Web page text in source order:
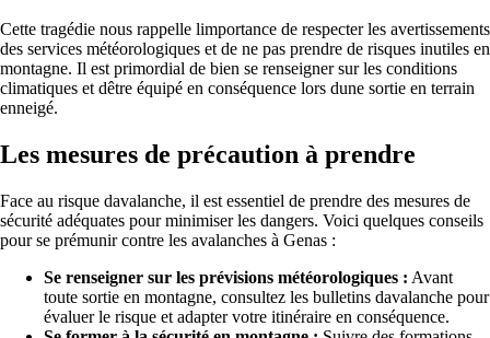
Cette tragédie nous rappelle limportance de respecter les avertissements
des services météorologiques et de ne pas prendre de risques inutiles en
montagne. Il est primordial de bien se renseigner sur les conditions
climatiques et dêtre équipé en conséquence lors dune sortie en terrain
enneigé.
Les mesures de précaution à prendre
Face au risque davalanche, il est essentiel de prendre des mesures de
sécurité adéquates pour minimiser les dangers. Voici quelques conseils
pour se prémunir contre les avalanches à Genas :
Se renseigner sur les prévisions météorologiques : Avant
toute sortie en montagne, consultez les bulletins davalanche pour
évaluer le risque et adapter votre itinéraire en conséquence.